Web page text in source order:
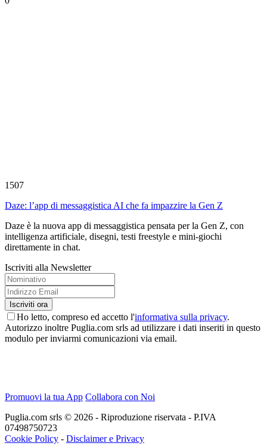
1507
Daze: l’app di messaggistica AI che fa impazzire la Gen Z
Daze è la nuova app di messaggistica pensata per la Gen Z, con
intelligenza artificiale, disegni, testi freestyle e mini-giochi
direttamente in chat.
Iscriviti alla Newsletter
Ho letto, compreso ed accetto l'informativa sulla privacy.
Autorizzo inoltre Puglia.com srls ad utilizzare i dati inseriti in questo
modulo per inviarmi comunicazioni via email.
Promuovi la tua App Collabora con Noi
Puglia.com srls © 2026 - Riproduzione riservata - P.IVA
07498750723
Cookie Policy - Disclaimer e Privacy